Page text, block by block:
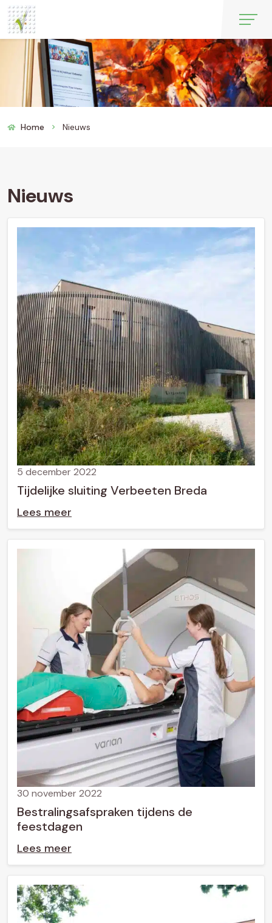
Home chevron_right Nieuws
Nieuws
Tijdelijke sluiting Verbeeten Breda
5 december 2022
Lees meer
Bestralingsafspraken tijdens de
feestdagen
30 november 2022
Lees meer